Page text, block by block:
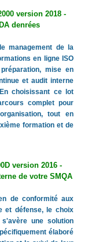
version 2018 -
denrées
management de la
en ligne ISO
mise en
et audit interne
choisissant ce lot
complet pour
tout en
formation et de
version 2016 -
de votre SMQA
de conformité aux
et défense, le choix
une solution
élaboré